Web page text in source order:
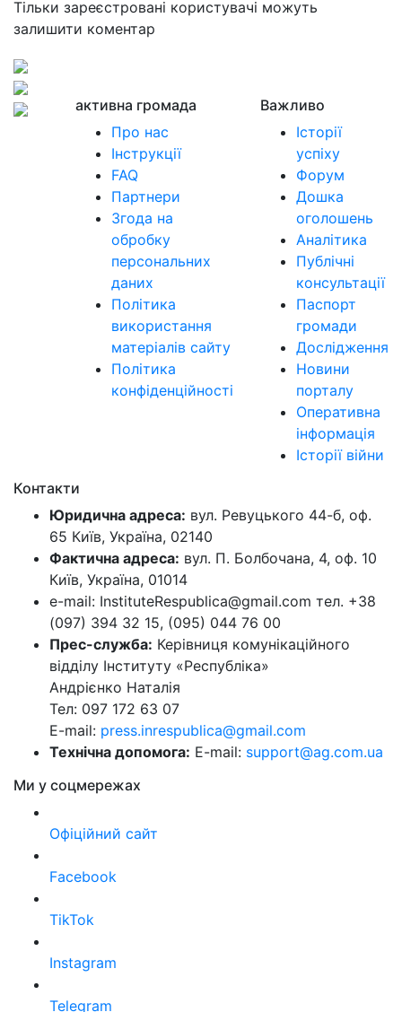
Тільки зареєстровані користувачі можуть
залишити коментар
активна громада
Про нас
Інструкції
FAQ
Партнери
Згода на
обробку
персональних
даних
Політика
використання
матеріалів сайту
Політика
конфіденційності
Важливо
Історії
успіху
Форум
Дошка
оголошень
Аналітика
Публічні
консультації
Паспорт
громади
Дослідження
Новини
порталу
Оперативна
інформація
Історії війни
Контакти
Юридична адреса: вул. Ревуцького 44-б, оф.
65 Київ, Україна, 02140
Фактична адреса: вул. П. Болбочана, 4, оф. 10
Київ, Україна, 01014
e-mail: InstituteRespublica@gmail.com тел. +38
(097) 394 32 15, (095) 044 76 00
Прес-служба: Керівниця комунікаційного
відділу Інституту «Республіка»
Андрієнко Наталія
Тел: 097 172 63 07
E-mail: press.inrespublica@gmail.com
Технічна допомога: E-mail: support@ag.com.ua
Ми у соцмережах
Офіційний сайт
Facebook
TikTok
Instagram
Telegram